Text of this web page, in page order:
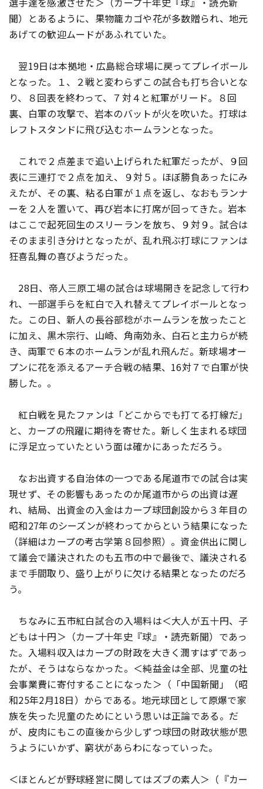
聞）とあるように、果物籠カゴや花が多数贈られ、地元
あげての歓迎ムードがあふれていた。
翌19日は本拠地・広島総合球場に戻ってプレイボール
となった。１、２戦と変わらずこの試合も打ち合いとな
り、８回表を終わって、７対４と紅軍がリード。８回
裏、白軍の攻撃で、岩本のバットが火を吹いた。打球は
レフトスタンドに飛び込むホームランとなった。
これで２点差まで追い上げられた紅軍だったが、９回
表に三連打で２点を加え、９対５。ほぼ勝負あったにみ
えたが、その裏、粘る白軍が１点を返し、なおもランナ
ーを２人を置いて、再び岩本に打席が回ってきた。岩本
はここで起死回生のスリーランを放ち、９対９。試合は
そのまま引き分けとなったが、乱れ飛ぶ打球にファンは
狂喜乱舞の喜びようだった。
28日、帝人三原工場の試合は球場開きを記念して行わ
れ、一部選手らを紅白で入れ替えてプレイボールとなっ
た。この日、新人の長谷部稔がホームランを放ったこと
に加え、黒木宗行、山崎、角南効永、白石と主力らが続
き、両軍で６本のホームランが乱れ飛んだ。新球場オー
プンに花を添えるアーチ合戦の結果、16対７で白軍が快
勝した。。
紅白戦を見たファンは「どこからでも打てる打線だ」
と、カープの飛躍に期待を寄せた。新しく生まれる球団
に浮足立っていたという面は確かにあっただろう。
なお出資する自治体の一つである尾道市での試合は実
現せず、その影響もあったのか尾道市からの出資は遅
れ、結局、出資金の入金はカープ球団創設から３年目の
昭和27年のシーズンが終わってからという結果になった
（詳細はカープの考古学第８回参照）。資金供出に関し
て議会で議決されたのも五市の中で最後で、議決される
まで手間取り、盛り上がりに欠ける結果となったのだろ
う。
ちなみに五市紅白試合の入場料は＜大人が五十円、子
どもは十円＞（カープ十年史『球』・読売新聞）であっ
た。入場料収入はカープの財政を大きく潤すはずであっ
たが、そうはならなかった。＜純益金は全部、児童の社
会事業費に寄付することになった＞（「中国新聞」（昭
和25年2月18日）からである。地元球団として原爆で家
族を失った児童のためにという思いは正論である。だ
が、皮肉にもこの直後から少しずつ球団の財政状態が思
うようにいかず、窮状があらわになっていった。
＜ほとんどが野球経営に関してはズブの素人＞（『カー